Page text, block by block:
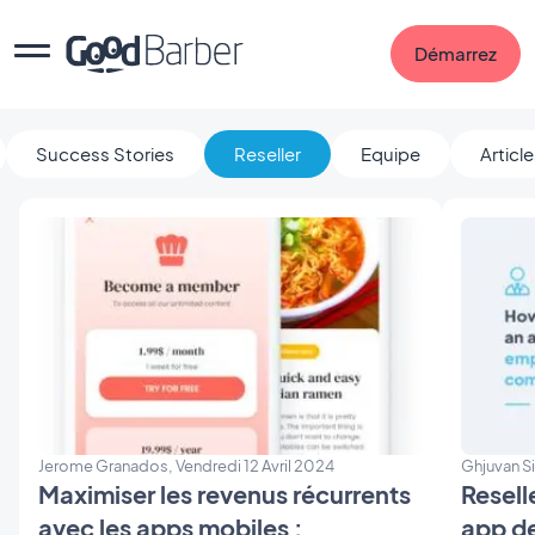
Démarrez
Success Stories Reseller Equipe
Jerome Granados, Vendredi 12 Avril 2024
Maximiser les revenus récurrents
avec les apps mobiles :
Ghjuvan
app